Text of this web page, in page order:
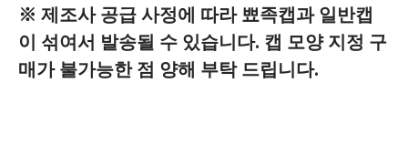
※ 제조사 공급 사정에 따라 뾰족캡과 일반캡
이 섞여서 발송될 수 있습니다. 캡 모양 지정 구
매가 불가능한 점 양해 부탁 드립니다.